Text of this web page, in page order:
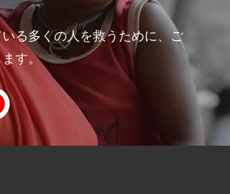
る多くの人を救うために、ご
す。